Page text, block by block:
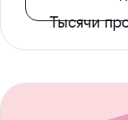
Тысячи
с